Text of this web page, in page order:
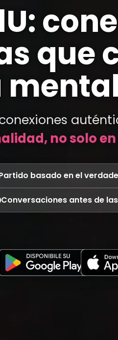
que
no solo
basado en el
Conversaciones antes de